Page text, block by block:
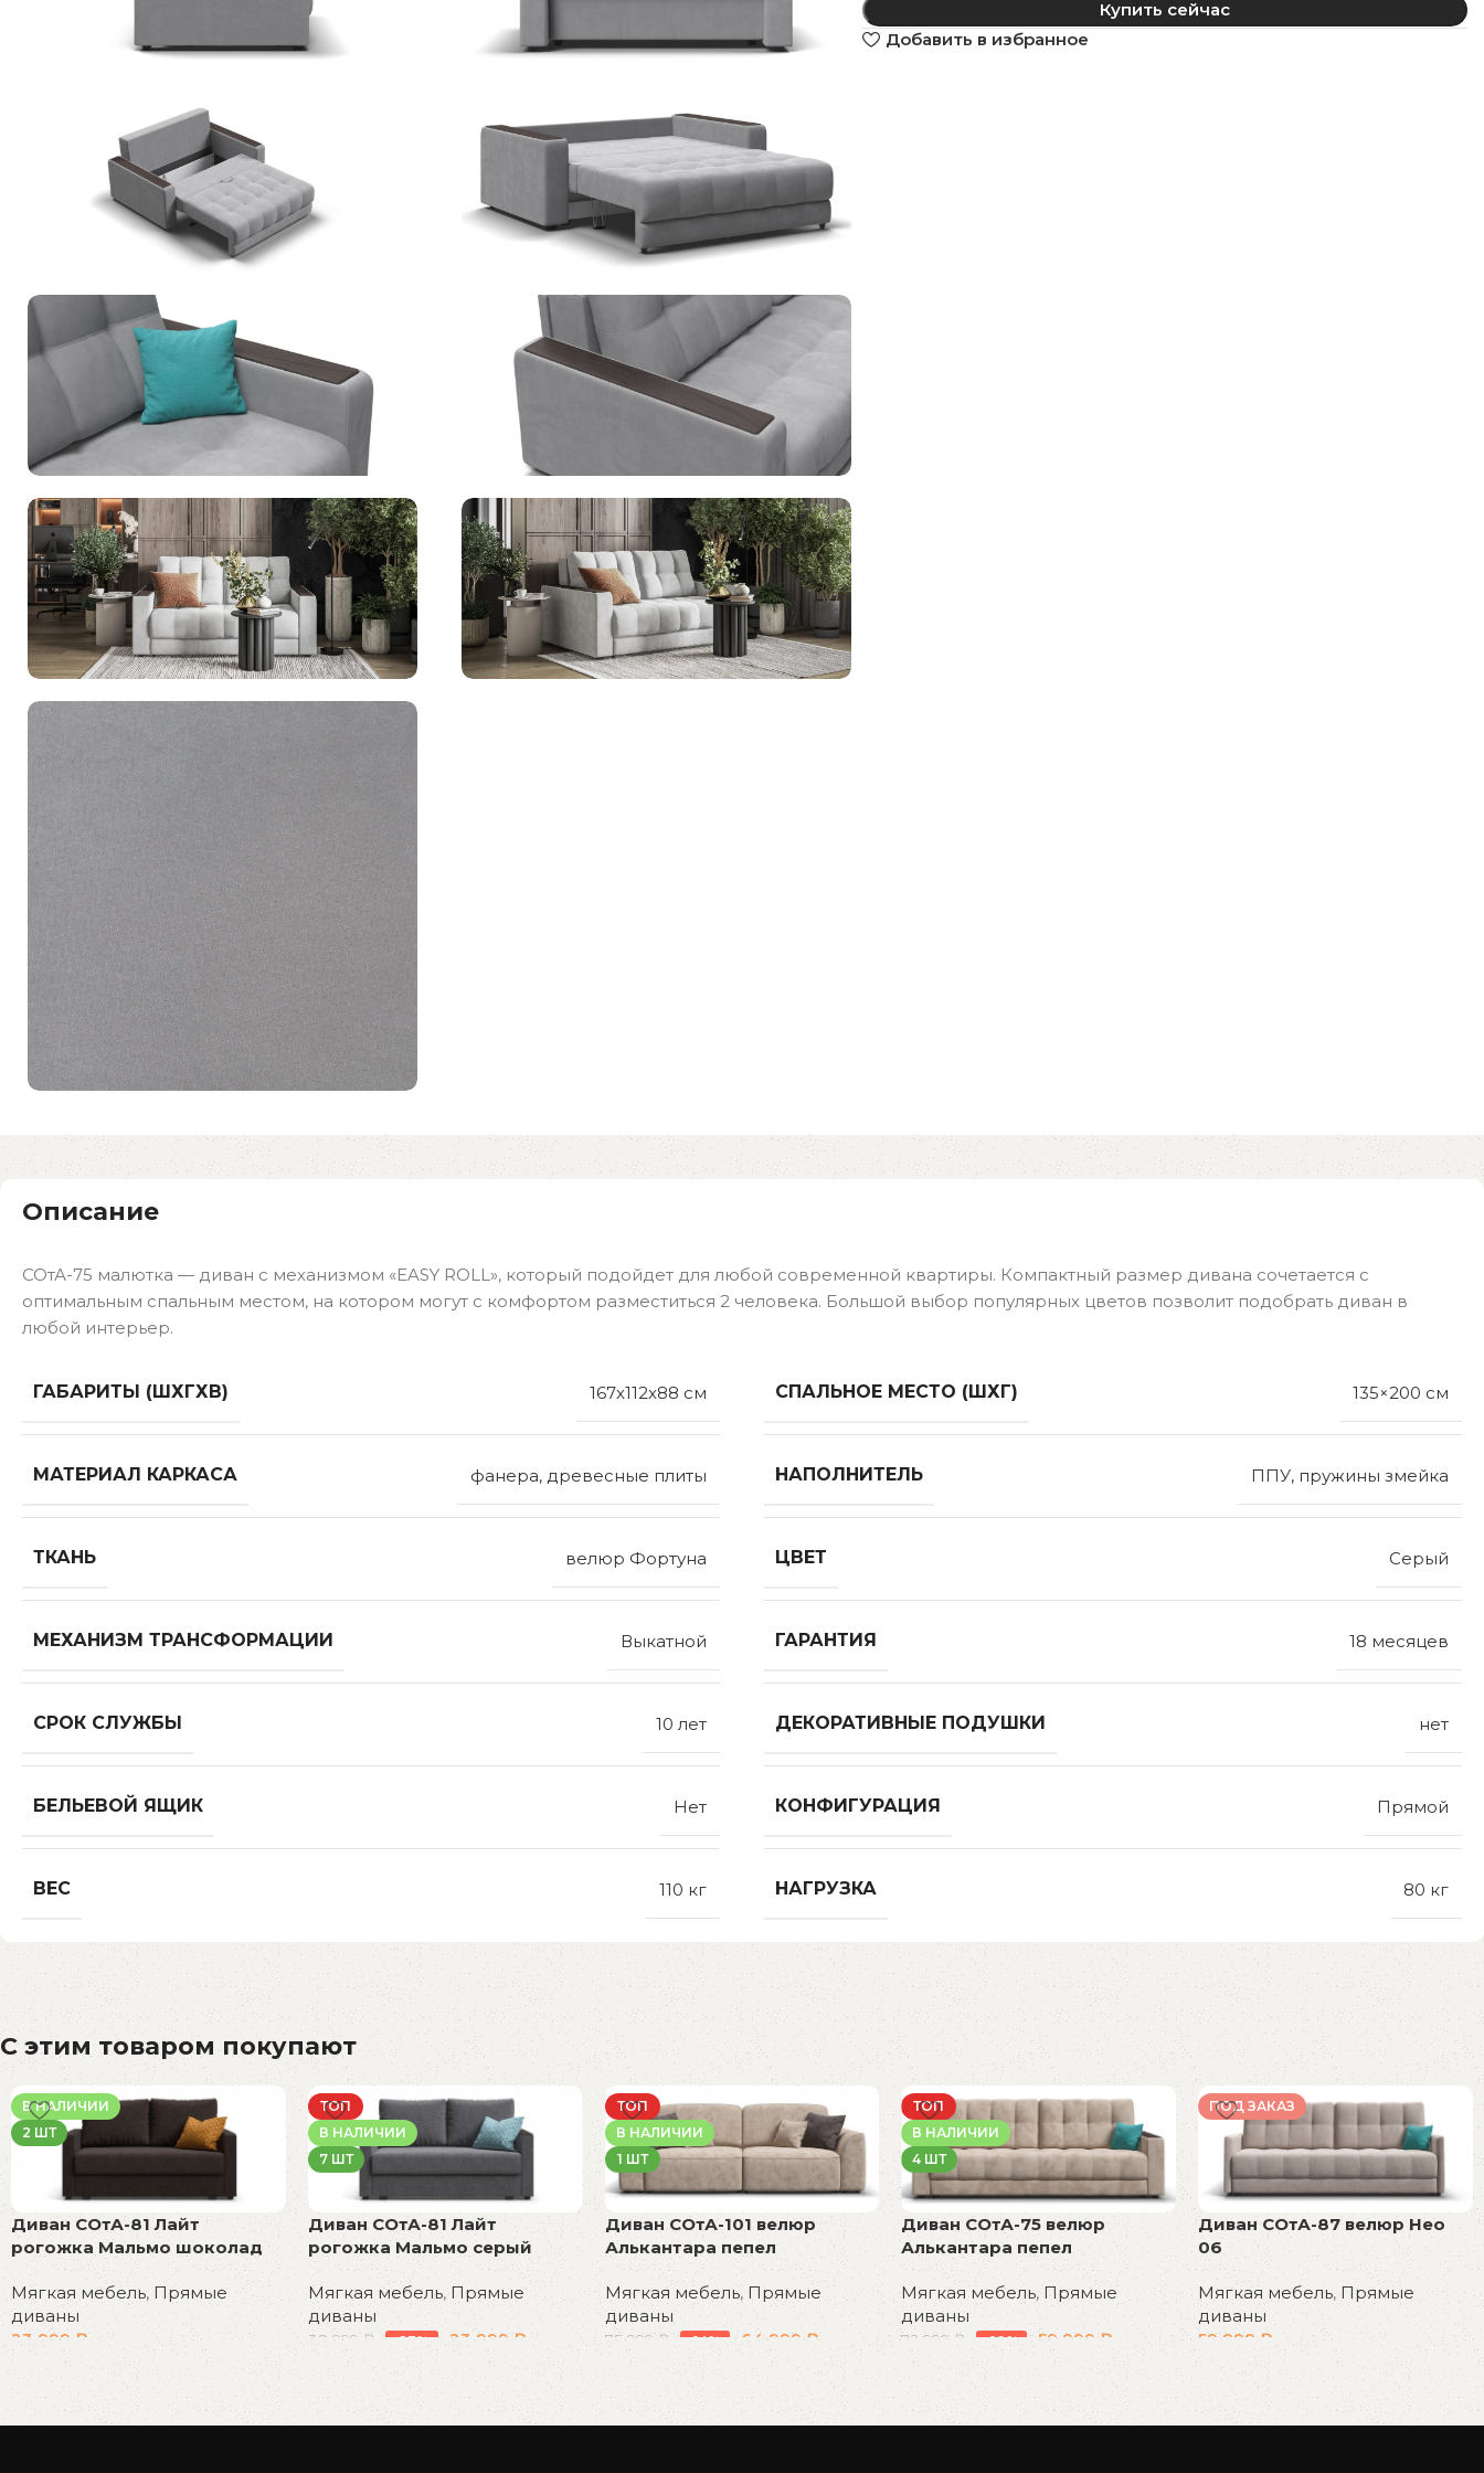
Купить сейчас
Добавить в избранное
Описание
СОтА-75 малютка — диван с механизмом «EASY ROLL», который подойдет для любой современной квартиры. Компактный размер дивана сочетается с
оптимальным спальным местом, на котором могут с комфортом разместиться 2 человека. Большой выбор популярных цветов позволит подобрать диван в
любой интерьер.
ГАБАРИТЫ (ШХГХВ) 167x112x88 см СПАЛЬНОЕ МЕСТО (ШХГ) 135×200 см
МАТЕРИАЛ КАРКАСА фанера, древесные плиты НАПОЛНИТЕЛЬ ППУ, пружины змейка
ТКАНЬ велюр Фортуна ЦВЕТ Серый
МЕХАНИЗМ ТРАНСФОРМАЦИИ Выкатной ГАРАНТИЯ 18 месяцев
СРОК СЛУЖБЫ 10 лет ДЕКОРАТИВНЫЕ ПОДУШКИ нет
БЕЛЬЕВОЙ ЯЩИК Нет КОНФИГУРАЦИЯ Прямой
ВЕС 110 кг НАГРУЗКА 80 кг
С этим товаром покупают
В НАЛИЧИИ
2 ШТ
Диван СОтА-81 Лайт
рогожка Мальмо шоколад
Мягкая мебель,Прямые
диваны
23 999 ₽
В корзину
ТОП
В НАЛИЧИИ
7 ШТ
Диван СОтА-81 Лайт
рогожка Мальмо серый
Мягкая мебель,Прямые
диваны
30 999 ₽ -23% 23 999₽
В корзину
ТОП
В НАЛИЧИИ
1 ШТ
Диван СОтА-101 велюр
Алькантара пепел
Мягкая мебель, Прямые
диваны
75 999₽ -14% 64 999₽
В корзину
ТОП
В НАЛИЧИИ
4 ШТ
Диван СОтА-75 велюр
Алькантара пепел
Мягкая мебель,Прямые
диваны
72 999 ₽ -18% 59 999₽
В корзину
ПОД ЗАКАЗ
Диван СОтА-87 велюр Нео
06
Мягкая мебель,Прямые
диваны
59 999 ₽
В корзину
Read More